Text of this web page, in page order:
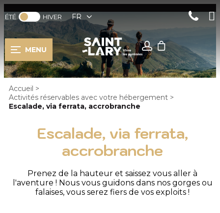
ÉTÉ HIVER FR
MENU
Accueil >
Activités réservables avec votre hébergement >
Escalade, via ferrata, accrobranche
Escalade, via ferrata,
accrobranche
Prenez de la hauteur et saissez vous aller à
l'aventure ! Nous vous guidons dans nos gorges ou
falaises, vous serez fiers de vos exploits !